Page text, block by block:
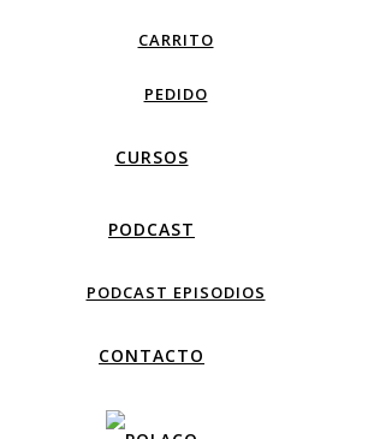
CARRITO
PEDIDO
CURSOS
PODCAST
PODCAST EPISODIOS
CONTACTO